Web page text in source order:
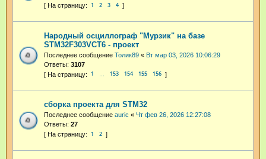
1 2 3 4
Народный осциллограф "Мурзик" на базе
STM32F303VCT6 - проект
Последнее сообщение Толик89 « Вт мар 03, 2026 10:06:29
Ответы: 3107
1 153 154 155 156
сборка проекта для STM32
Последнее сообщение auric « Чт фев 26, 2026 12:27:08
Ответы: 27
1 2